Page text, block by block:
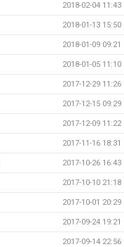
2018-02-04 11:43
2018-01-13 15:50
2018-01-09 09:21
2018-01-05 11:10
2017-12-29 11:26
2017-12-15 09:29
2017-12-09 11:22
2017-11-16 18:31
2017-10-26 16:43
2017-10-10 21:18
2017-10-01 20:29
2017-09-24 19:21
2017-09-14 22:56